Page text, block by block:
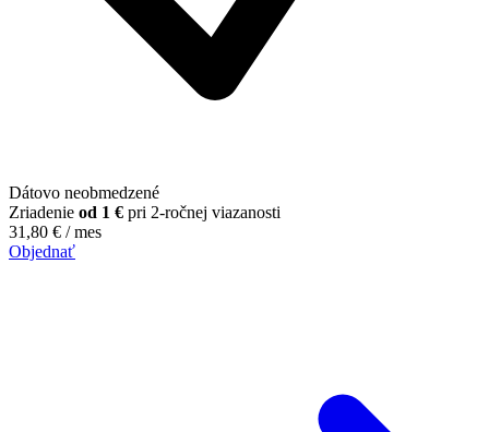
Dátovo neobmedzené
Zriadenie od 1 € pri 2-ročnej viazanosti
31,80 € / mes
Objednať